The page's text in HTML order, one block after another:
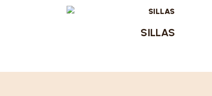
SILLAS